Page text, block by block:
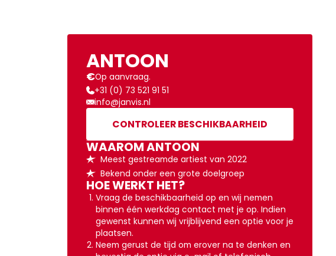
ANTOON
€Op aanvraag.
+31 (0) 73 521 91 51
info@janvis.nl
CONTROLEER BESCHIKBAARHEID
WAAROMANTOON
Meest gestreamde artiest van 2022
Bekend onder een grote doelgroep
HOE WERKT HET?
Vraag de beschikbaarheid op en wij nemen
binnen één werkdag contact met je op. Indien
gewenst kunnen wij vrijblijvend een optie voor je
plaatsen.
Neem gerust de tijd om erover na te denken en